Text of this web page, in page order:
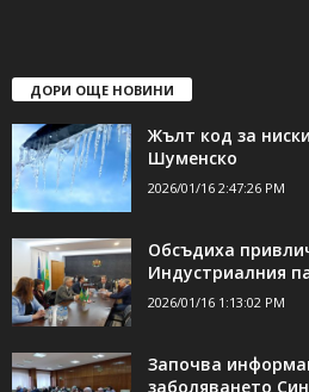
ДОРИ ОЩЕ НОВИНИ
Жълт код за
Шуменско
2026/01/16 2:47:26 PM
Обсъдиха
Индустриалния
2026/01/16 1:13:02 PM
Започва
заболяването